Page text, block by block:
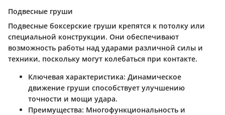
Подвесные груши
Подвесные боксерские груши крепятся к потолку или
специальной конструкции. Они обеспечивают
возможность работы над ударами различной силы и
техники, поскольку могут колебаться при контакте.
Ключевая характеристика: Динамическое
движение груши способствует улучшению
точности и мощи удара.
Преимущества: Многофункциональность и